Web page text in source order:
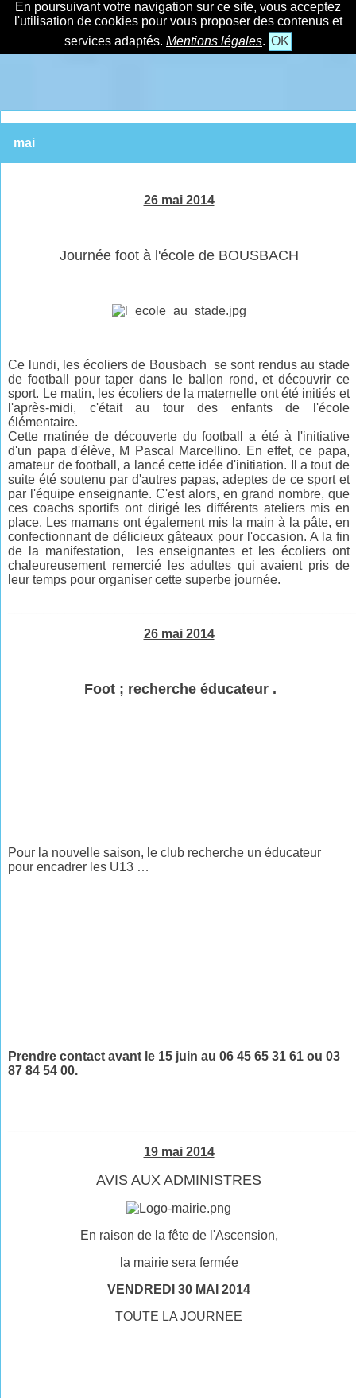
En poursuivant votre navigation sur ce site, vous acceptez
l'utilisation de cookies pour vous proposer des contenus et
services adaptés. Mentions légales. OK
mai
26 mai 2014
Journée foot à l'école de BOUSBACH
Ce lundi, les écoliers de Bousbach se sont rendus au stade
de football pour taper dans le ballon rond, et découvrir ce
sport. Le matin, les écoliers de la maternelle ont été initiés et
l'après-midi, c'était au tour des enfants de l'école
élémentaire.
Cette matinée de découverte du football a été à l'initiative
d'un papa d'élève, M Pascal Marcellino. En effet, ce papa,
amateur de football, a lancé cette idée d'initiation. Il a tout de
suite été soutenu par d'autres papas, adeptes de ce sport et
par l'équipe enseignante. C'est alors, en grand nombre, que
ces coachs sportifs ont dirigé les différents ateliers mis en
place. Les mamans ont également mis la main à la pâte, en
confectionnant de délicieux gâteaux pour l'occasion. A la fin
de la manifestation, les enseignantes et les écoliers ont
chaleureusement remercié les adultes qui avaient pris de
leur temps pour organiser cette superbe journée.
26 mai 2014
Foot ; recherche éducateur .
Pour la nouvelle saison, le club recherche un éducateur
pour encadrer les U13 …
Prendre contact avant le 15 juin au 06 45 65 31 61 ou 03
87 84 54 00.
19 mai 2014
AVIS AUX ADMINISTRES
En raison de la fête de l'Ascension,
la mairie sera fermée
VENDREDI 30 MAI 2014
TOUTE LA JOURNEE